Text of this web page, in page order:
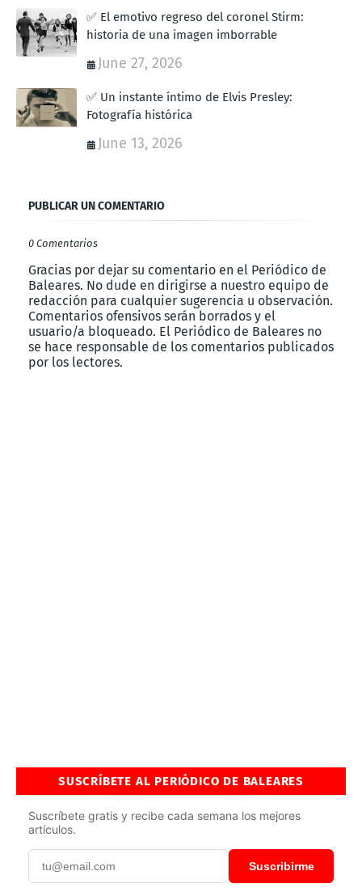
✅ El emotivo regreso del coronel Stirm:
historia de una imagen imborrable
June 27, 2026
✅ Un instante íntimo de Elvis Presley:
Fotografía histórica
June 13, 2026
PUBLICAR UN COMENTARIO
0 Comentarios
Gracias por dejar su comentario en el Periódico de
Baleares. No dude en dirigirse a nuestro equipo de
redacción para cualquier sugerencia u observación.
Comentarios ofensivos serán borrados y el
usuario/a bloqueado. El Periódico de Baleares no
se hace responsable de los comentarios publicados
por los lectores.
SUSCRÍBETE AL PERIÓDICO DE BALEARES
Suscríbete gratis y recibe cada semana los mejores
artículos.
Suscribirme